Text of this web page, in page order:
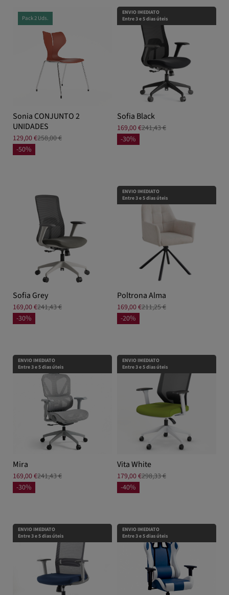
Pack 2 Uds.
Sonia CONJUNTO 2
UNIDADES
129,00 €258,00 €
-50%
ENVIO IMEDIATO
Entre 3 e 5 dias úteis
Sofia Black
169,00 €241,43 €
-30%
Sofia Grey
169,00 €241,43 €
-30%
ENVIO IMEDIATO
Entre 3 e 5 dias úteis
Poltrona Alma
169,00 €211,25 €
-20%
ENVIO IMEDIATO
Entre 3 e 5 dias úteis
Mira
169,00 €241,43 €
-30%
ENVIO IMEDIATO
Entre 3 e 5 dias úteis
Vita White
179,00 €298,33 €
-40%
ENVIO IMEDIATO
Entre 3 e 5 dias úteis
ENVIO IMEDIATO
Entre 3 e 5 dias úteis